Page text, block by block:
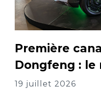
Première
Dongfeng : le
19 juillet 2026